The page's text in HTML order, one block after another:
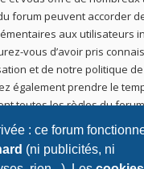
: ce forum
(ni publicités, ni
forum peuvent accorder
aux utilisateurs
vous d’avoir pris
et de notre politique de
également prendre le
toutes les règles du
| Politique de